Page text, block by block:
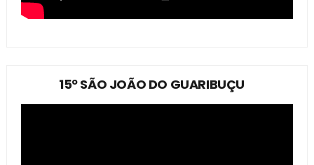
15º SÃO JOÃO DO GUARIBUÇU